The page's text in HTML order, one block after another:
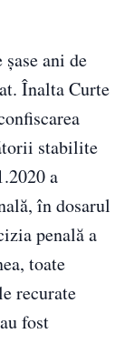
ani de
Înalta Curte
stabilite
a
în dosarul
penală a
toate
recurate
fost